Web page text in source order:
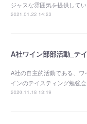
ジャスな雰囲気を提供し
2021.01.22 14:23
A社ワイン部部活動_テ
A社の自主的活動である、ワ
インのテイスティング勉強
2020.11.18 13:19